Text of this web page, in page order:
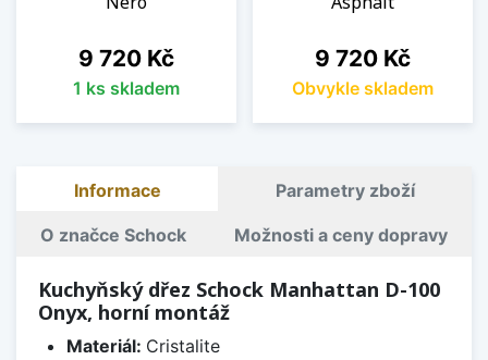
Cena
9 720 Kč
1 ks skladem
Cena
9 720 Kč
Obvykle skladem
Informace Parametry zboží
O značce Schock Možnosti a ceny dopravy
Kuchyňský dřez Schock Manhattan D-100
Onyx, horní montáž
Materiál: Cristalite